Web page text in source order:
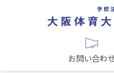
お問い合わ